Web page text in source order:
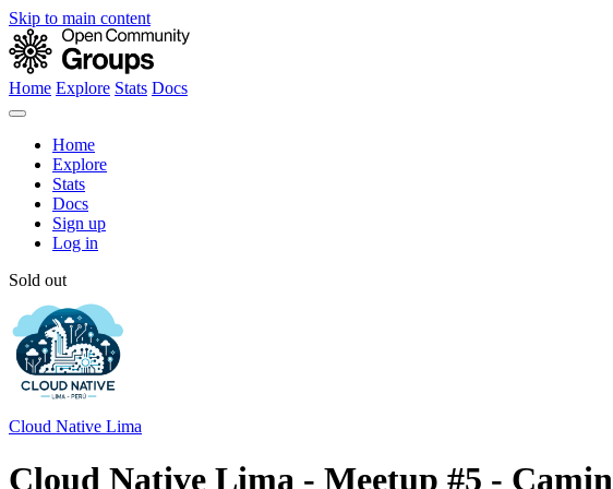
Skip to main content
Home Explore Stats Docs
Home
Explore
Stats
Docs
Sign up
Log in
Sold out
Cloud Native Lima
Cloud Native Lima - Meetup #5 -